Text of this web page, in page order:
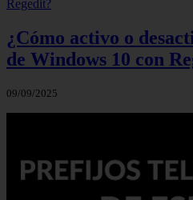
¿Cómo activo o
de Windows 10 con
09/09/2025